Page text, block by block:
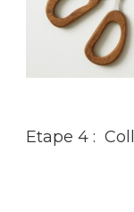
Etape 4 :